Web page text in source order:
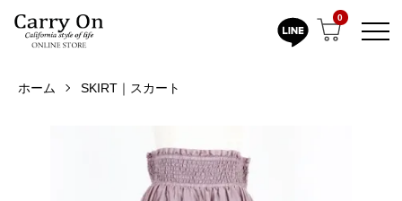
0
ホーム SKIRT｜スカート